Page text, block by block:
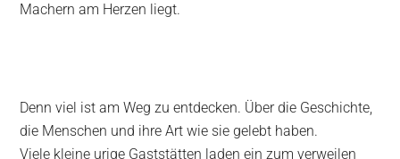
Machern am Herzen liegt.
Denn viel ist am Weg zu entdecken. Über die Geschichte,
die Menschen und ihre Art wie sie gelebt haben.
Viele kleine urige Gaststätten laden ein zum verweilen